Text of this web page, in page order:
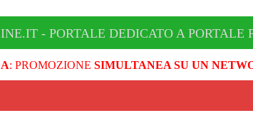
- PORTALE DEDICATO A PORTALE
: PROMOZIONE SIMULTANEA SU UN